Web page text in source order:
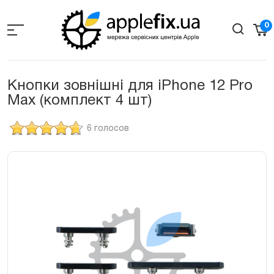
the
0
Кнопки зовнішні для iPhone 12 Pro
Max (комплект 4 шт)
6 голосов